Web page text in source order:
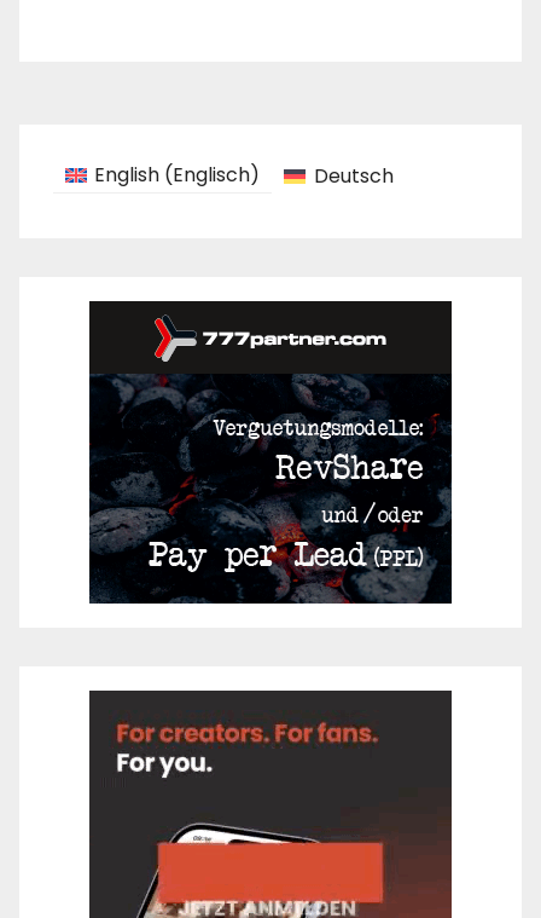
English (Englisch) Deutsch